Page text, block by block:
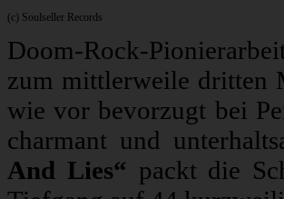
(c) Soulseller Records
Doom-Rock-
zum mittlerweile dritten
wie vor bevorzugt bei
charmant und
And Lies“ packt die